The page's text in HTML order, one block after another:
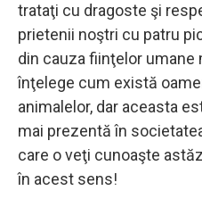
trataţi cu dragoste şi
prietenii noştri cu patru
din cauza fiinţelor
înţelege cum există
animalelor, dar aceasta
mai prezentă în
care o veţi cunoaşte
în acest sens!